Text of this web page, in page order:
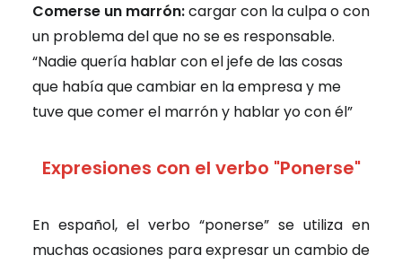
Comerse un marrón:cargar con la culpa o con
un problema del que no se es responsable.
“Nadie quería hablar con el jefe de las cosas
que había que cambiar en la empresa y me
tuve que comer el marrón y hablar yo con él”
Expresiones con el verbo "Ponerse"
En español, el verbo “ponerse” se utiliza en
muchas ocasiones para expresar un cambio de